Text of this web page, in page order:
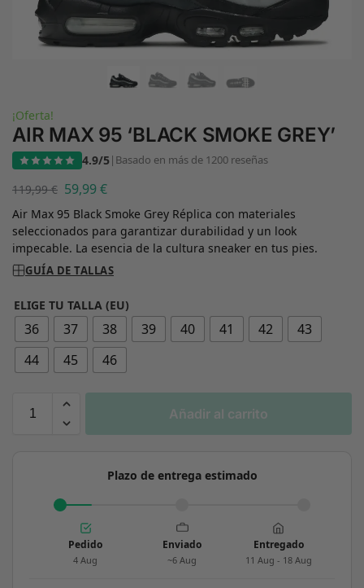
¡Oferta!
AIR MAX 95 ‘BLACK SMOKE GREY’
4.9/5| Basado en más de 1200 reseñas
119,99€ 59,99€
Air Max 95 Black Smoke Grey Réplica con materiales
seleccionados para garantizar durabilidad y un look
impecable. La esencia de la cultura sneaker en tus pies.
GUÍA DE TALLAS
ELIGE TU TALLA (EU)
36 37 38 39 40 41 42
43
44
45 46
Añadir al carrito
Plazo de entrega estimado
Pedido
4 Aug
Enviado
~6 Aug
Entregado
11 Aug - 18 Aug